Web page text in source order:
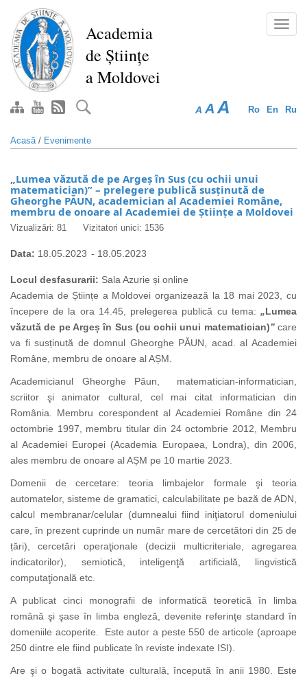
conţinutul
principal
Academia
de Științe
a Moldovei
Ro En Ru
A A A
Acasă/ Evenimente
„Lumea văzută de pe Argeș în Sus (cu ochii unui
matematician)” – prelegere publică susținută de
Gheorghe PĂUN, academician al Academiei Române,
membru de onoare al Academiei de Științe a Moldovei
Vizualizări: 81 Vizitatori unici: 1536
Data: 18.05.2023 - 18.05.2023
Locul desfasurarii: Sala Azurie și online
Academia de Științe a Moldovei organizează la 18 mai 2023, cu
începere de la ora 14.45, prelegerea publică cu tema: „Lumea
văzută de pe Argeș în Sus (cu ochii unui matematician)” care
va fi susținută de domnul Gheorghe PĂUN, acad. al Academiei
Române, membru de onoare al AȘM.
Academicianul Gheorghe Păun, matematician-informatician,
scriitor şi animator cultural, cel mai citat informatician din
România
Membru corespondent al Academiei Române din 24
octombrie 1997, membru titular din 24 octombrie 2012, Membru
al Academiei Europei (Academia Europaea, Londra), din 2006,
ales membru de onoare al AȘM pe 10 martie 2023.
Domenii de cercetare: teoria limbajelor formale şi teoria
automatelor, sisteme de gramatici, calculabilitate pe bază de ADN,
calcul membranar/celular (dumnealui fiind iniţiatorul domeniu­lui
care, în prezent cuprinde un număr mare de cercetători din 25 de
țări), cercetări operaţionale (decizii multicriteriale, agregarea
indicatorilor), semiotică, inteligenţă artificială, lingvistică
computaţională etc.
A publicat cinci monografii de informatică teoretică în limba
română şi şase în limba engleză, devenite referinţe standard în
domeniile acoperite. Este autor a peste 550 de articole (aproape
250 dintre ele fiind publicate în reviste indexate ISI)
Are şi o bogată activitate culturală, începută în anii 1980. Este